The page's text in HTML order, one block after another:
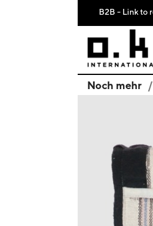
B2B - Link to
Noch mehr